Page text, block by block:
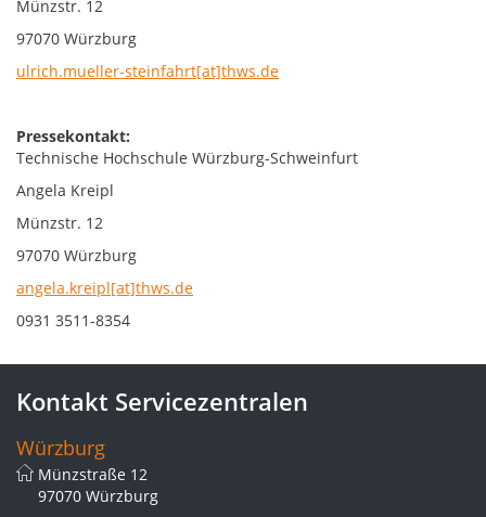
Münzstr. 12
97070 Würzburg
ulrich.mueller-steinfahrt[at]thws.de
Pressekontakt:
Technische Hochschule Würzburg-Schweinfurt
Angela Kreipl
Münzstr. 12
97070 Würzburg
angela.kreipl[at]thws.de
0931 3511-8354
Kontakt Servicezentralen
Würzburg
Münzstraße 12
97070 Würzburg